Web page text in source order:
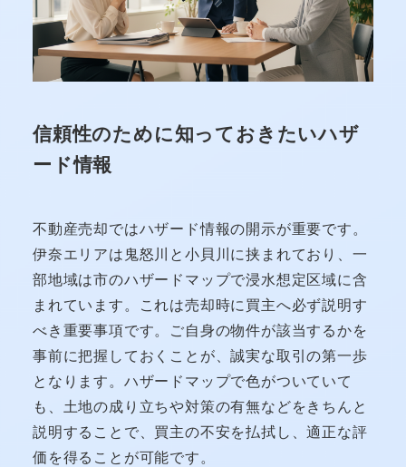
信頼性のために知っておきたいハザ
ード情報
不動産売却ではハザード情報の開示が重要です。
伊奈エリアは鬼怒川と小貝川に挟まれており、一
部地域は市のハザードマップで浸水想定区域に含
まれています。これは売却時に買主へ必ず説明す
べき重要事項です。ご自身の物件が該当するかを
事前に把握しておくことが、誠実な取引の第一歩
となります。ハザードマップで色がついていて
も、土地の成り立ちや対策の有無などをきちんと
説明することで、買主の不安を払拭し、適正な評
価を得ることが可能です。